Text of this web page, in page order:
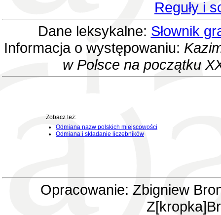
Reguły i
Dane leksykalne: Słownik
Informacja o występowaniu:
w Polsce na początku
Zobacz też:
Odmiana nazw polskich miejscowości
Odmiana i składanie liczebników
Opracowanie: Zbigniew